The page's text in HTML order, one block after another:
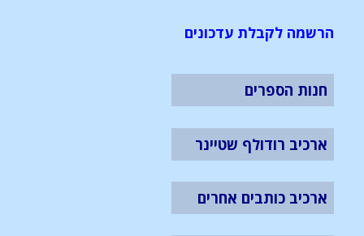
הרשמה לקבלת עדכונים
חנות הספרים
ארכיב רודולף שטיינר
ארכיב כותבים אחרים